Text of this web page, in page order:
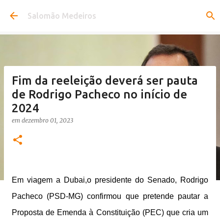
Pular para o conteúdo principal
Salomão Medeiros
Fim da reeleição deverá ser pauta
de Rodrigo Pacheco no início de
2024
em dezembro 01, 2023
Em viagem a Dubai,o presidente do Senado, Rodrigo
Pacheco (PSD-MG) confirmou que pretende pautar a
Proposta de Emenda à Constituição (PEC) que cria um